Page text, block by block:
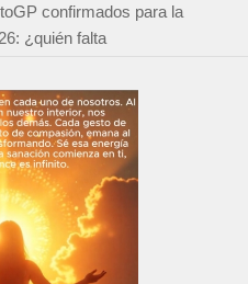
confirmados para la
¿quién falta